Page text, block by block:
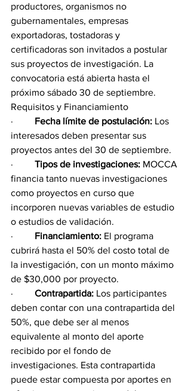
productores, organismos no
gubernamentales, empresas
exportadoras, tostadoras y
certificadoras son invitados a postular
sus proyectos de investigación. La
convocatoria está abierta hasta el
próximo sábado 30 de septiembre.
Requisitos y Financiamiento
· Fecha límite de postulación: Los
interesados deben presentar sus
proyectos antes del 30 de septiembre.
· Tipos de investigaciones: MOCCA
financia tanto nuevas investigaciones
como proyectos en curso que
incorporen nuevas variables de estudio
o estudios de validación.
· Financiamiento: El programa
cubrirá hasta el 50% del costo total de
la investigación, con un monto máximo
de $30,000 por proyecto.
· Contrapartida: Los participantes
deben contar con una contrapartida del
50%, que debe ser al menos
equivalente al monto del aporte
recibido por el fondo de
investigaciones. Esta contrapartida
puede estar compuesta por aportes en